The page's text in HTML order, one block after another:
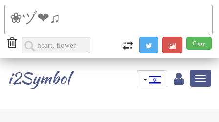
Toggle
navigation
i2Symbol